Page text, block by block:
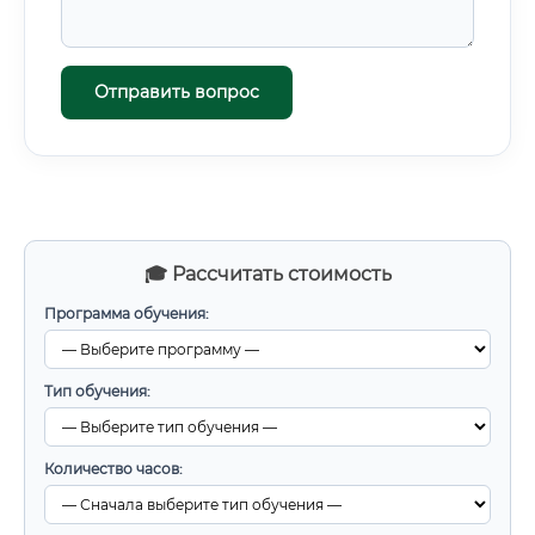
🎓 Рассчитать стоимость
Программа обучения:
Тип обучения:
Количество часов:
Отправить вопрос